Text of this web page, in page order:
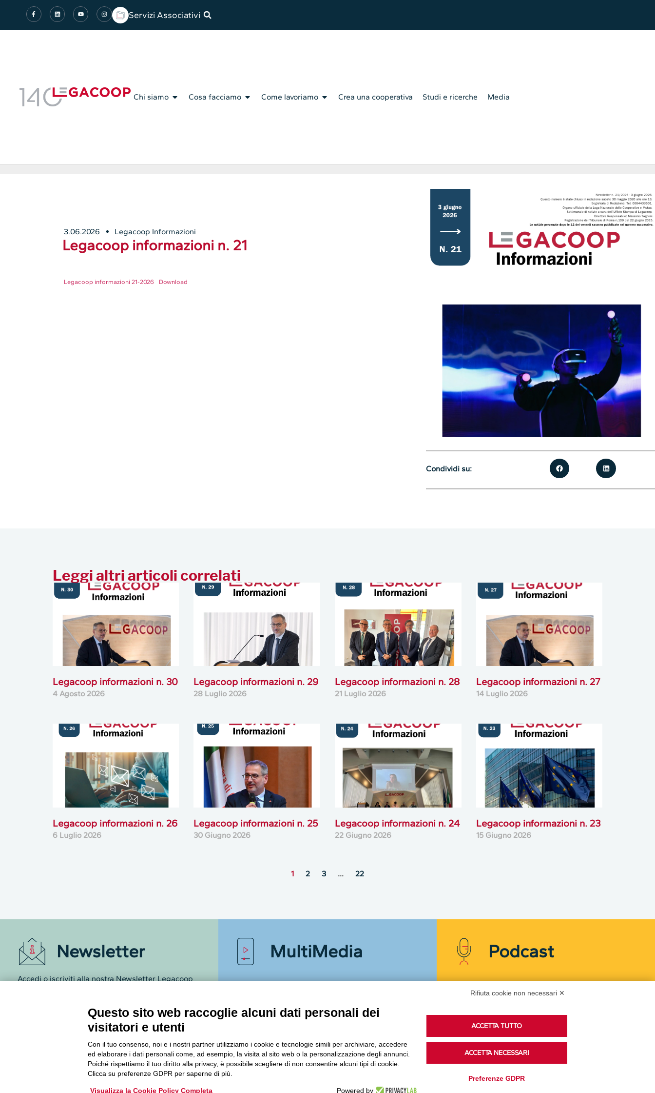
Servizi Associativi
Chi siamo Cosa facciamo Come lavoriamo Crea una cooperativa Studi e ricerche Media
3.06.2026 Legacoop Informazioni
Legacoop informazioni n. 21
Legacoop informazioni 21-2026 Download
Condividi su:
Leggi altri articoli correlati
Legacoop informazioni n. 30
4 Agosto 2026
Legacoop informazioni n. 29
28 Luglio 2026
Legacoop informazioni n. 28
21 Luglio 2026
Legacoop informazioni n. 27
14 Luglio 2026
Legacoop informazioni n. 26
6 Luglio 2026
Legacoop informazioni n. 25
30 Giugno 2026
Legacoop informazioni n. 24
22 Giugno 2026
Legacoop informazioni n. 23
15 Giugno 2026
1 2 3 … 22
Newsletter
Accedi o iscriviti alla nostra Newsletter Legacoop
Archivio Newsletter
MultiMedia
Accedi a Youtube
Podcast
Ascolta i podcast di approfondimento di Legacoop
Accedi alla sezione
Rifiuta cookie non necessari ✕
Questo sito web raccoglie alcuni dati personali dei
visitatori e utenti
Con il tuo consenso, noi e i nostri partner utilizziamo i cookie e tecnologie simili per archiviare, accedere
ed elaborare i dati personali come, ad esempio, la visita al sito web o la personalizzazione degli annunci.
Poiché rispettiamo il tuo diritto alla privacy, è possibile scegliere di non consentire alcuni tipi di cookie.
Clicca su preferenze GDPR per saperne di più.
Visualizza la Cookie Policy Completa Powered by
ACCETTA TUTTO
ACCETTA NECESSARI
Preferenze GDPR